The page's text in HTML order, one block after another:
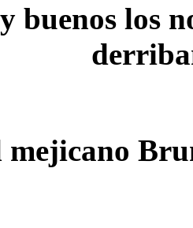
buenos los
mejicano